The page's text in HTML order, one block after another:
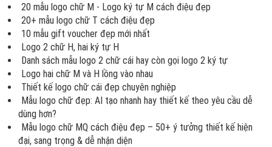
20 mẫu logo chữ M - Logo ký tự M cách điệu đẹp
20+ mẫu logo chữ T cách điệu đẹp
10 mẫu gift voucher đẹp mới nhất
Logo 2 chữ H, hai ký tự H
Danh sách mẫu logo 2 chữ cái hay còn gọi logo 2 ký tự
Logo hai chữ M và H lồng vào nhau
Thiết kế logo chữ cái đẹp chuyên nghiệp
Mẫu logo chữ đẹp: AI tạo nhanh hay thiết kế theo yêu cầu dễ
dùng hơn?
Mẫu logo chữ MQ cách điệu đẹp – 50+ ý tưởng thiết kế hiện
đại, sang trọng & dễ nhận diện